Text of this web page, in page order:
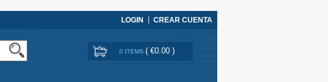
LOGIN CREAR CUENTA
0 ITEMS ( €0.00 )